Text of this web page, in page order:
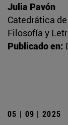
Julia Pavón
Catedrática
Filosofía y
Publicado en:
05 | 09 | 2025